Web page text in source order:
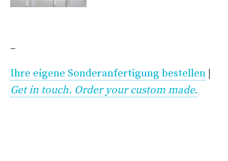
–
Ihre eigene Sonderanfertigung bestellen |
Get in touch. Order your custom made.